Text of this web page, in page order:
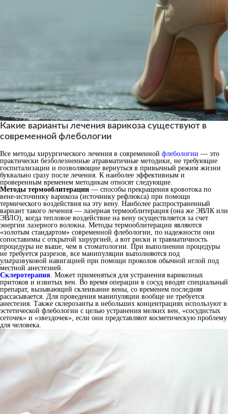
Какие варианты лечения варикоза существуют в
современной флебологии
Все методы хирургического лечения в современной флебологии — это
практически безболезненные атравматичные методики, не требующие
госпитализации и позволяющие вернуться в привычный режим жизни
буквально сразу после лечения. К наиболее эффективным и
проверенным временем методикам относят следующие.
Методы термооблитерации — способы прекращения кровотока по
вене-источнику варикоза (источнику рефлюкса) при помощи
термического воздействия на эту вену. Наиболее распространенный
вариант такого лечения — лазерная термооблитерация (она же ЭВЛК или
ЭВЛО), когда тепловое воздействие на вену осуществляется за счет
энергии лазерного волокна. Методы термооблитерации являются
«золотым стандартом» современной флебологии, по надежности они
сопоставимы с открытой хирургией, а вот риски и травматичность
процедуры не выше, чем в стоматологии. При выполнении процедуры
не требуется разрезов, все манипуляции выполняются под
ультразвуковой навигацией при помощи проколов обычной иглой под
местной анестезией.
Склеротерапия. Может применяться для устранения варикозных
притоков и извитых вен. Во время операции в сосуд вводят специальный
препарат, вызывающий склеивание вены, со временем последняя
рассасывается. Для проведения манипуляции вообще не требуется
анестезия. Также склерозанты в небольших концентрациях используют в
эстетической флебологии с целью устранения мелких вен, «сосудистых
сеточек» и «звездочек», если они представляют косметическую проблему
для человека.